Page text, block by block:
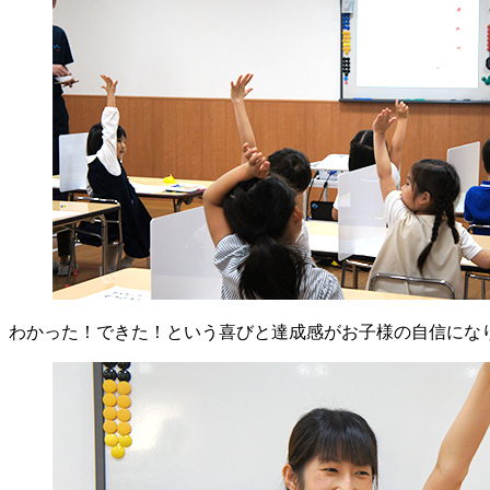
わかった！できた！という喜びと達成感がお子様の自信にな